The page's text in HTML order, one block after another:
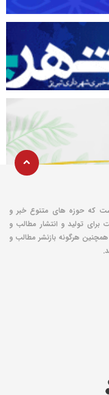
که حوزه های متنوع خبر و
تولید و انتشار مطالب و
هرگونه بازنشر مطالب و